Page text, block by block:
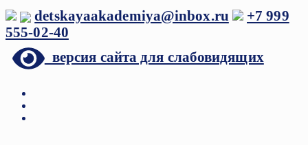
Перейти
к
содержимому
detskayaakademiya@inbox.ru
+7 999
555-02-40
версия сайта для слабовидящих